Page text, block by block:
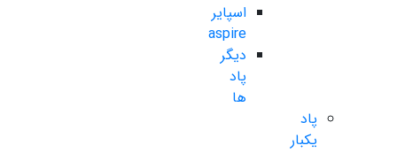
اسپایر
aspire
دیگر
پاد
ها
پاد
یکبار